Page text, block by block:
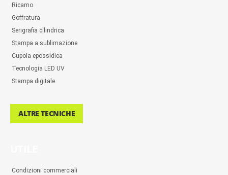
Ricamo
Goffratura
Serigrafia cilindrica
Stampa a sublimazione
Cupola epossidica
Tecnologia LED UV
Stampa digitale
ALTRE TECNICHE
Condizioni commerciali